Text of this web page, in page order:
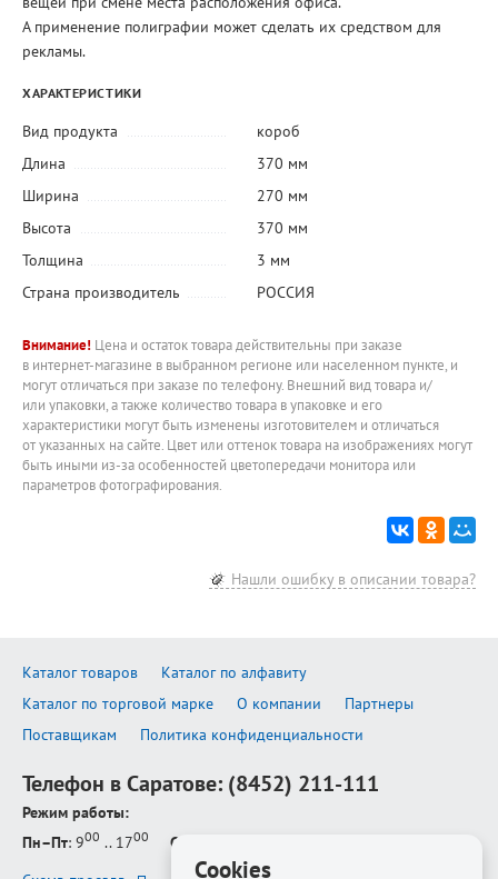
А применение полиграфии может сделать их средством для
рекламы.
ХАРАКТЕРИСТИКИ
Вид продукта
короб
Длина
370 мм
Ширина
270 мм
Высота
370 мм
Толщина
3 мм
Страна производитель
РОССИЯ
Внимание! Цена и остаток товара действительны при заказе
в интернет-магазине в выбранном регионе или населенном пункте, и
могут отличаться при заказе по телефону. Внешний вид товара и/
или упаковки, а также количество товара в упаковке и его
характеристики могут быть изменены изготовителем и отличаться
от указанных на сайте. Цвет или оттенок товара на изображениях могут
быть иными из-за особенностей цветопередачи монитора или
параметров фотографирования.
Нашли ошибку в описании товара?
Каталог товаров
Каталог по алфавиту
Каталог по торговой марке
О компании
Партнеры
Поставщикам
Политика конфиденциальности
Телефон в Саратове: (8452) 211-111
Режим работы:
Пн–Пт: 900 .. 1700 Сб–Вс
Cookies